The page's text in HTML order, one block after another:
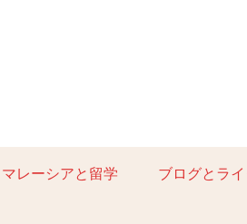
マレーシアと留学 ブログとラ